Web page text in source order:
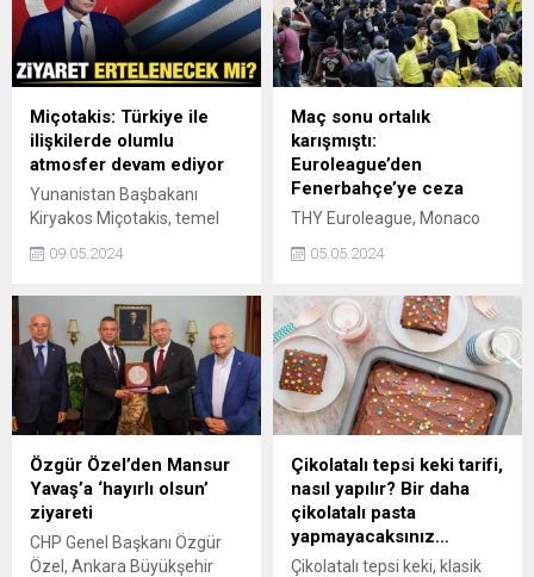
insan sağlığına pek çok
olumlu etkisi bulunuyor.
Üstelik bu etkileri
görebilmek için limonu
sadece kesmeniz yeterli.
Nasıl mı? İşte, uyurken
başucuna limon koymanın
Miçotakis: Türkiye ile
ilişkilerde olumlu
atmosfer devam ediyor
Yunanistan Başbakanı
Kiryakos Miçotakis, temel
vazgeçmemelerine rağmen
arasındaki ikili ilişkilerde
olumlu atmosferin devam
ettiğini söyledi.
09.05.2024
Maç sonu ortalık
karışmıştı:
Euroleague’den
Fenerbahçe’ye ceza
THY Euroleague, Monaco
saha olayları nedeniyle
verdi.
05.05.2024
Özgür Özel’den Mansur
Yavaş’a ‘hayırlı olsun’
ziyareti
CHP Genel Başkanı Özgür
Özel, Ankara Büyükşehir
Çikolatalı tepsi keki tarifi,
nasıl yapılır? Bir daha
çikolatalı pasta
yapmayacaksınız…
Çikolatalı tepsi keki, klasik